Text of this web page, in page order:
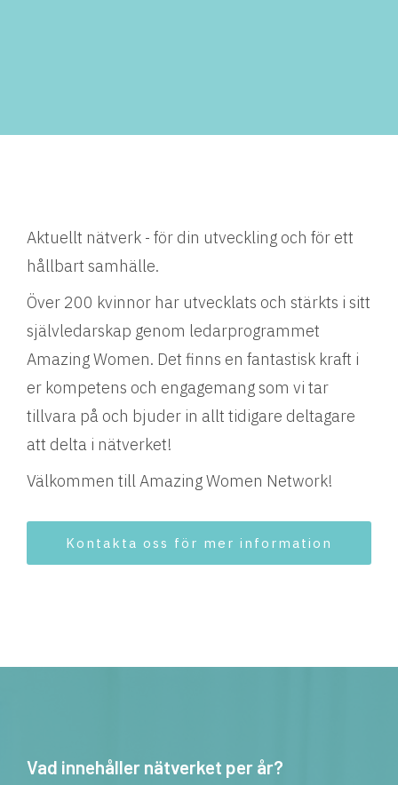
Aktuellt nätverk - för din utveckling och för ett
hållbart samhälle.
Över 200 kvinnor har utvecklats och stärkts i sitt
självledarskap genom ledarprogrammet
Amazing Women. Det finns en fantastisk kraft i
er kompetens och engagemang som vi tar
tillvara på och bjuder in allt tidigare deltagare
att delta i nätverket!
Välkommen till Amazing Women Network!
Kontakta oss för mer information
Vad innehåller nätverket per år?